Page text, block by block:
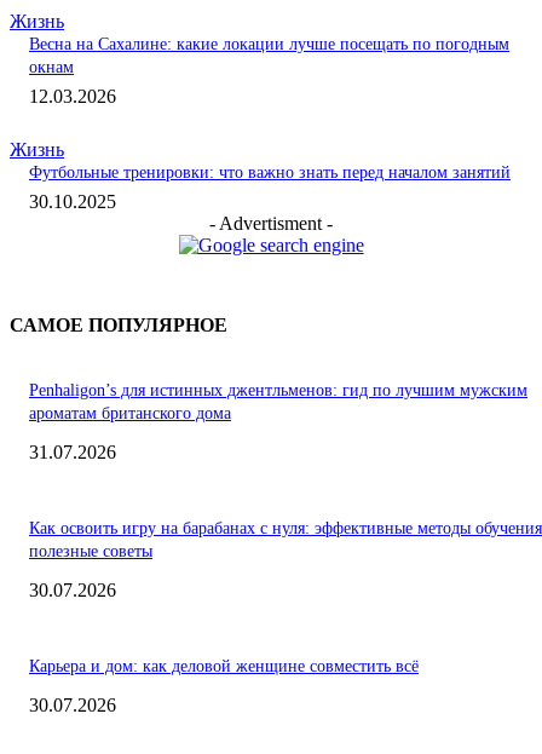
Жизнь
Весна на Сахалине: какие локации лучше посещать по погодным
окнам
12.03.2026
Жизнь
Футбольные тренировки: что важно знать перед началом занятий
30.10.2025
- Advertisment -
САМОЕ ПОПУЛЯРНОЕ
Penhaligon’s для истинных джентльменов: гид по лучшим мужским
ароматам британского дома
31.07.2026
Как освоить игру на барабанах с нуля: эффективные методы
полезные советы
30.07.2026
Карьера и дом: как деловой женщине совместить всё
30.07.2026